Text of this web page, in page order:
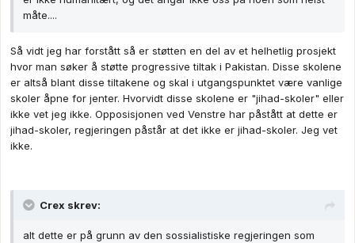
måte....
Så vidt jeg har forstått så er støtten en del av et helhetlig prosjekt
hvor man søker å støtte progressive tiltak i Pakistan. Disse skolene
er altså blant disse tiltakene og skal i utgangspunktet være vanlige
skoler åpne for jenter. Hvorvidt disse skolene er "jihad-skoler" eller
ikke vet jeg ikke. Opposisjonen ved Venstre har påstått at dette er
jihad-skoler, regjeringen påstår at det ikke er jihad-skoler. Jeg vet
ikke.
Crex skrev:
alt dette er på grunn av den sossialistiske regjeringen som